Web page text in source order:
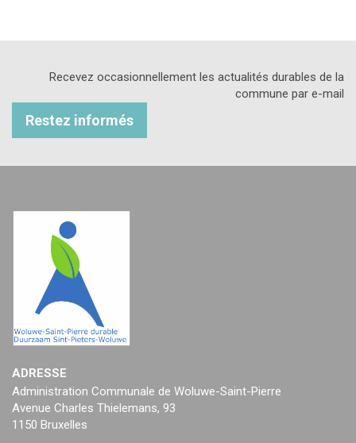
Recevez occasionnellement les actualités durables de la
commune par e-mail
Restez informés
ADRESSE
Administration Communale de Woluwe-Saint-Pierre
Avenue Charles Thielemans, 93
1150 Bruxelles